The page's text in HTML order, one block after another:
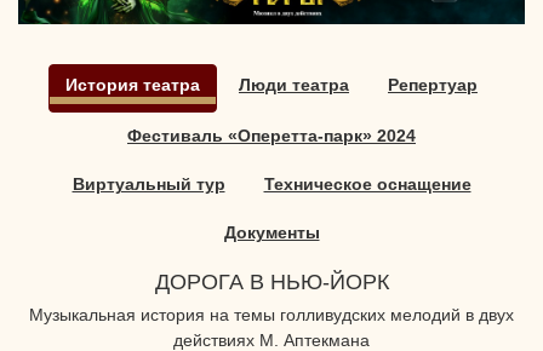
История театра Люди театра Репертуар
Фестиваль «Оперетта-парк» 2024
Виртуальный тур Техническое оснащение
Документы
ДОРОГА В НЬЮ-ЙОРК
Музыкальная история на темы голливудских мелодий в двух
действиях М. Аптекмана